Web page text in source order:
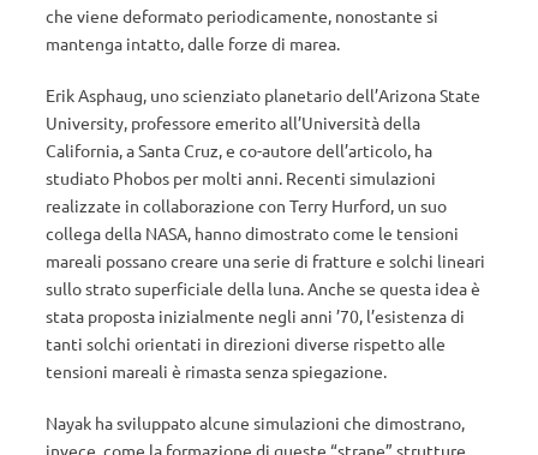
che viene deformato periodicamente, nonostante si
mantenga intatto, dalle forze di marea.
Erik Asphaug, uno scienziato planetario dell’Arizona State
University, professore emerito all’Università della
California, a Santa Cruz, e co-autore dell’articolo, ha
studiato Phobos per molti anni. Recenti simulazioni
realizzate in collaborazione con Terry Hurford, un suo
collega della NASA, hanno dimostrato come le tensioni
mareali possano creare una serie di fratture e solchi lineari
sullo strato superficiale della luna. Anche se questa idea è
stata proposta inizialmente negli anni ’70, l’esistenza di
tanti solchi orientati in direzioni diverse rispetto alle
tensioni mareali è rimasta senza spiegazione.
Nayak ha sviluppato alcune simulazioni che dimostrano,
invece, come la formazione di queste “strane” strutture